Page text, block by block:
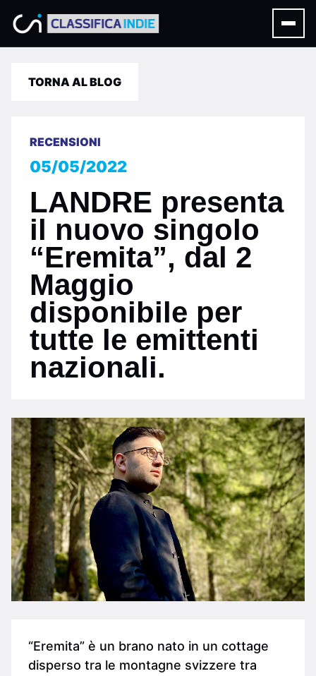
TORNA AL BLOG
RECENSIONI
05/05/2022
LANDRE presenta
il nuovo singolo
“Eremita”, dal 2
Maggio
disponibile per
tutte le emittenti
nazionali.
“Eremita” è un brano nato in un cottage
disperso tra le montagne svizzere tra